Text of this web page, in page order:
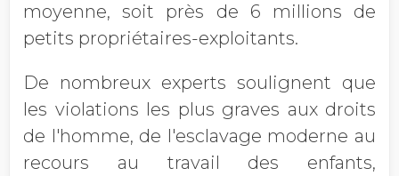
moyenne, soit près de 6 millions de
petits propriétaires-exploitants.
De nombreux experts soulignent que
les violations les plus graves aux droits
de l'homme, de l'esclavage moderne au
recours au travail des enfants,